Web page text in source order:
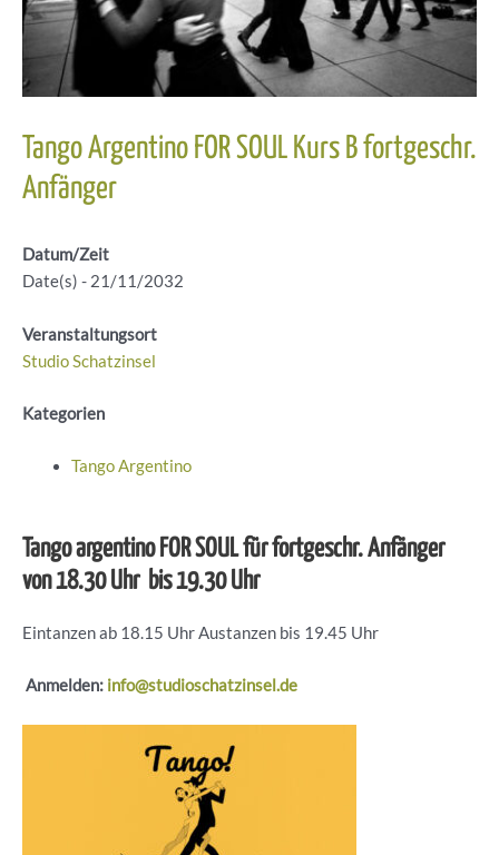
Tango Argentino FOR SOUL Kurs B fortgeschr.
Anfänger
Datum/Zeit
Date(s) - 21/11/2032
Veranstaltungsort
Studio Schatzinsel
Kategorien
Tango Argentino
Tango argentino FOR SOUL für fortgeschr. Anfänger
von 18.30 Uhr bis 19.30 Uhr
Eintanzen ab 18.15 Uhr Austanzen bis 19.45 Uhr
Anmelden: info@studioschatzinsel.de